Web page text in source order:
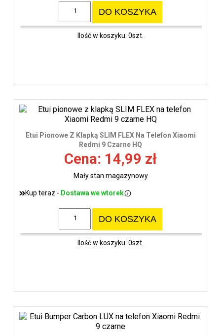
DO KOSZYKA
Ilość w koszyku: 0szt.
Etui Pionowe Z Klapką SLIM FLEX Na Telefon Xiaomi
Redmi 9 Czarne HQ
Cena: 14,99 zł
Mały stan magazynowy
Kup teraz - Dostawa we wtorek
DO KOSZYKA
Ilość w koszyku: 0szt.